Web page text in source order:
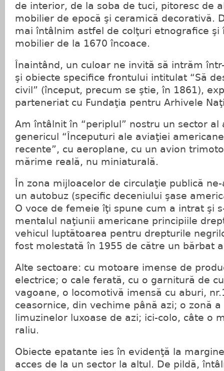
de interior, de la soba de tuci, pitoresc de
mobilier de epocă şi ceramică decorativă.
mai întâlnim astfel de colţuri etnografice şi
mobilier de la 1670 încoace.
Înaintând, un culoar ne invită să intrăm
şi obiecte specifice frontului intitulat “Să
civil” (început, precum se ştie, în 1861),
parteneriat cu Fundaţia pentru Arhivele
Am întâlnit în “periplul” nostru un sector al
genericul “Începuturi ale aviaţiei
recente”, cu aeroplane, cu un avion
mărime reală, nu miniaturală.
În zona mijloacelor de circulaţie publică
un autobuz (specific deceniului şase
O voce de femeie îţi spune cum a intrat şi
mentalul naţiunii americane principiile
vehicul luptătoarea pentru drepturile
fost molestată în 1955 de către un bărbat
Alte sectoare: cu motoare imense de
electrice; o cale ferată, cu o garnitură de
vagoane, o locomotivă imensă cu aburi,
ceasornice, din vechime până azi; o zonă
limuzinelor luxoase de azi; ici-colo, câte o
raliu.
Obiecte epatante ies în evidenţă la
acces de la un sector la altul. De pildă,